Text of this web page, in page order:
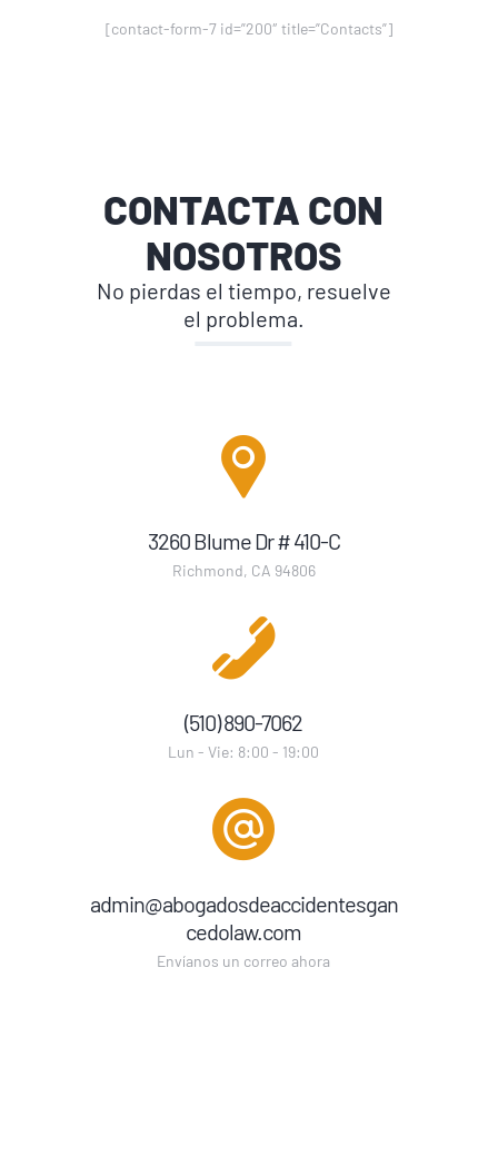
[contact-form-7 id=”200″ title=”Contacts”]
CONTACTA CON
NOSOTROS
No pierdas el tiempo, resuelve
el problema.
3260 Blume Dr # 410-C
Richmond, CA 94806
(510) 890-7062
Lun - Vie: 8:00 - 19:00
admin@abogadosdeaccidentesgan
cedolaw.com
Envíanos un correo ahora